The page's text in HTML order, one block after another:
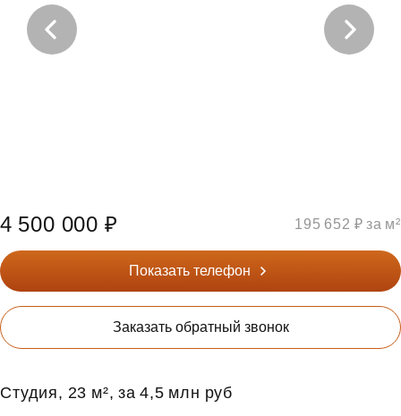
4 500 000 ₽ 195 652 ₽ за м²
Показать телефон
Заказать обратный звонок
Студия, 23 м², за 4,5 млн руб